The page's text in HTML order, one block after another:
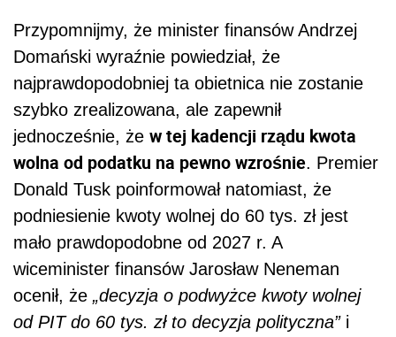
Przypomnijmy, że minister finansów Andrzej
Domański wyraźnie powiedział, że
najprawdopodobniej ta obietnica nie zostanie
szybko zrealizowana, ale zapewnił
jednocześnie, że w tej kadencji rządu kwota
wolna od podatku na pewno wzrośnie. Premier
Donald Tusk poinformował natomiast, że
podniesienie kwoty wolnej do 60 tys. zł jest
mało prawdopodobne od 2027 r. A
wiceminister finansów Jarosław Neneman
ocenił, że „decyzja o podwyżce kwoty wolnej
od PIT do 60 tys. zł to decyzja polityczna”i